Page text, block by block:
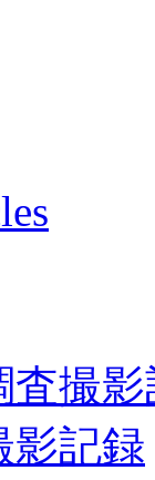
査撮
影記録